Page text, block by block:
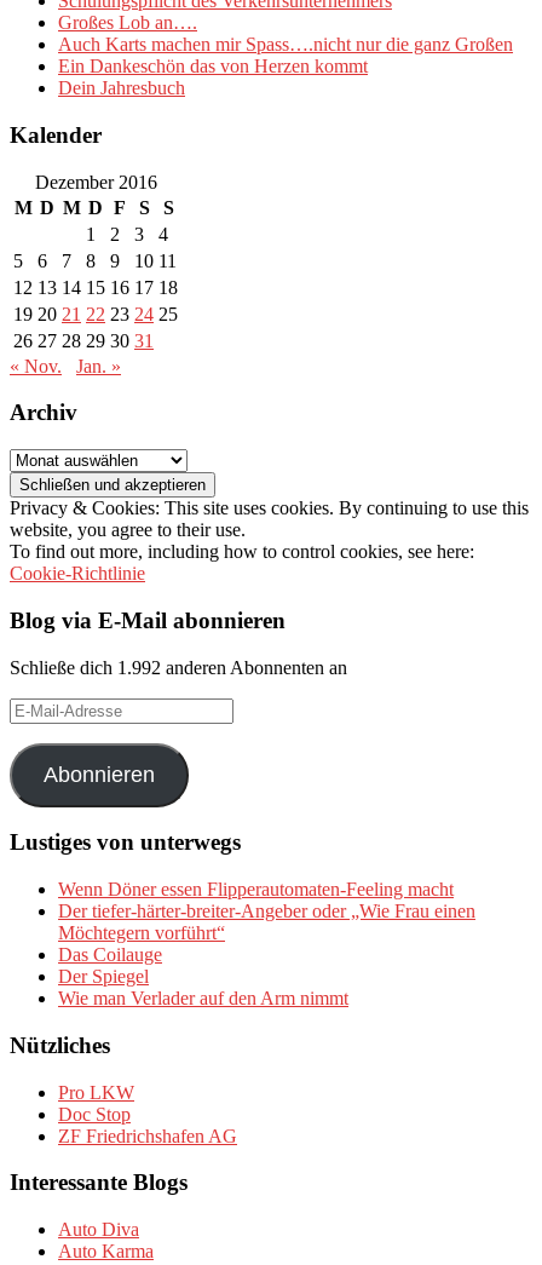
Großes Lob an….
Auch Karts machen mir Spass….nicht nur die ganz Großen
Ein Dankeschön das von Herzen kommt
Dein Jahresbuch
Kalender
Dezember 2016
M D M D F S
S
1
2 3
4
5
6 7 8 9 10 11
12 13 14 15 16 17 18
19 20 21 22 23 24 25
26 27 28 29 30 31
« Nov.
Jan. »
Archiv
Archiv
Privacy & Cookies: This site uses cookies. By continuing to use this
website, you agree to their use.
To find out more, including how to control cookies, see here:
Cookie-Richtlinie
Blog via E-Mail abonnieren
Schließe dich 1.992 anderen Abonnenten an
E-
Mail-
Adresse
Abonnieren
Lustiges von unterwegs
Wenn Döner essen Flipperautomaten-Feeling macht
Der tiefer-härter-breiter-Angeber oder „Wie Frau einen
Möchtegern vorführt“
Das Coilauge
Der Spiegel
Wie man Verlader auf den Arm nimmt
Nützliches
Pro LKW
Doc Stop
ZF Friedrichshafen AG
Interessante Blogs
Auto Diva
Auto Karma